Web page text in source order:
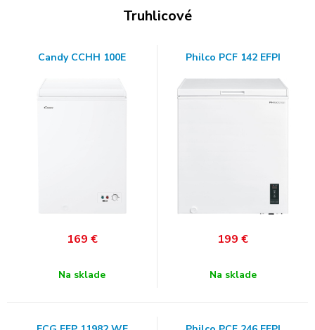
Truhlicové
Candy CCHH 100E
169 €
Na sklade
Philco PCF 142 EFPI
199 €
Na sklade